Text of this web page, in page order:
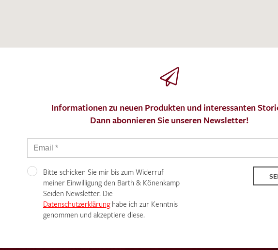
Informationen zu neuen Produkten und interessanten
Dann abonnieren Sie unseren Newsletter!
Bitte schicken Sie mir bis zum Widerruf
meiner Einwilligung den Barth & Könenkamp
Seiden Newsletter. Die
Datenschutzerklärunghabe ich zur Kenntnis
genommen und akzeptiere diese.